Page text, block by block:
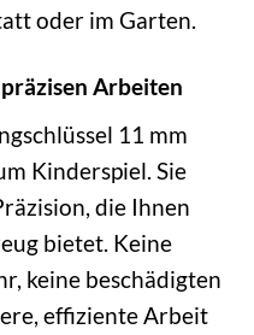
oder im Garten.
Arbeiten
11 mm
Kinderspiel. Sie
die Ihnen
bietet. Keine
keine beschädigten
effiziente Arbeit